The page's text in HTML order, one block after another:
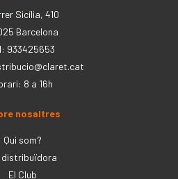
Sicília, 410
Barcelona
933425653
8 a 16h
nosaltres
Qui som?
distribuïdora
El Club